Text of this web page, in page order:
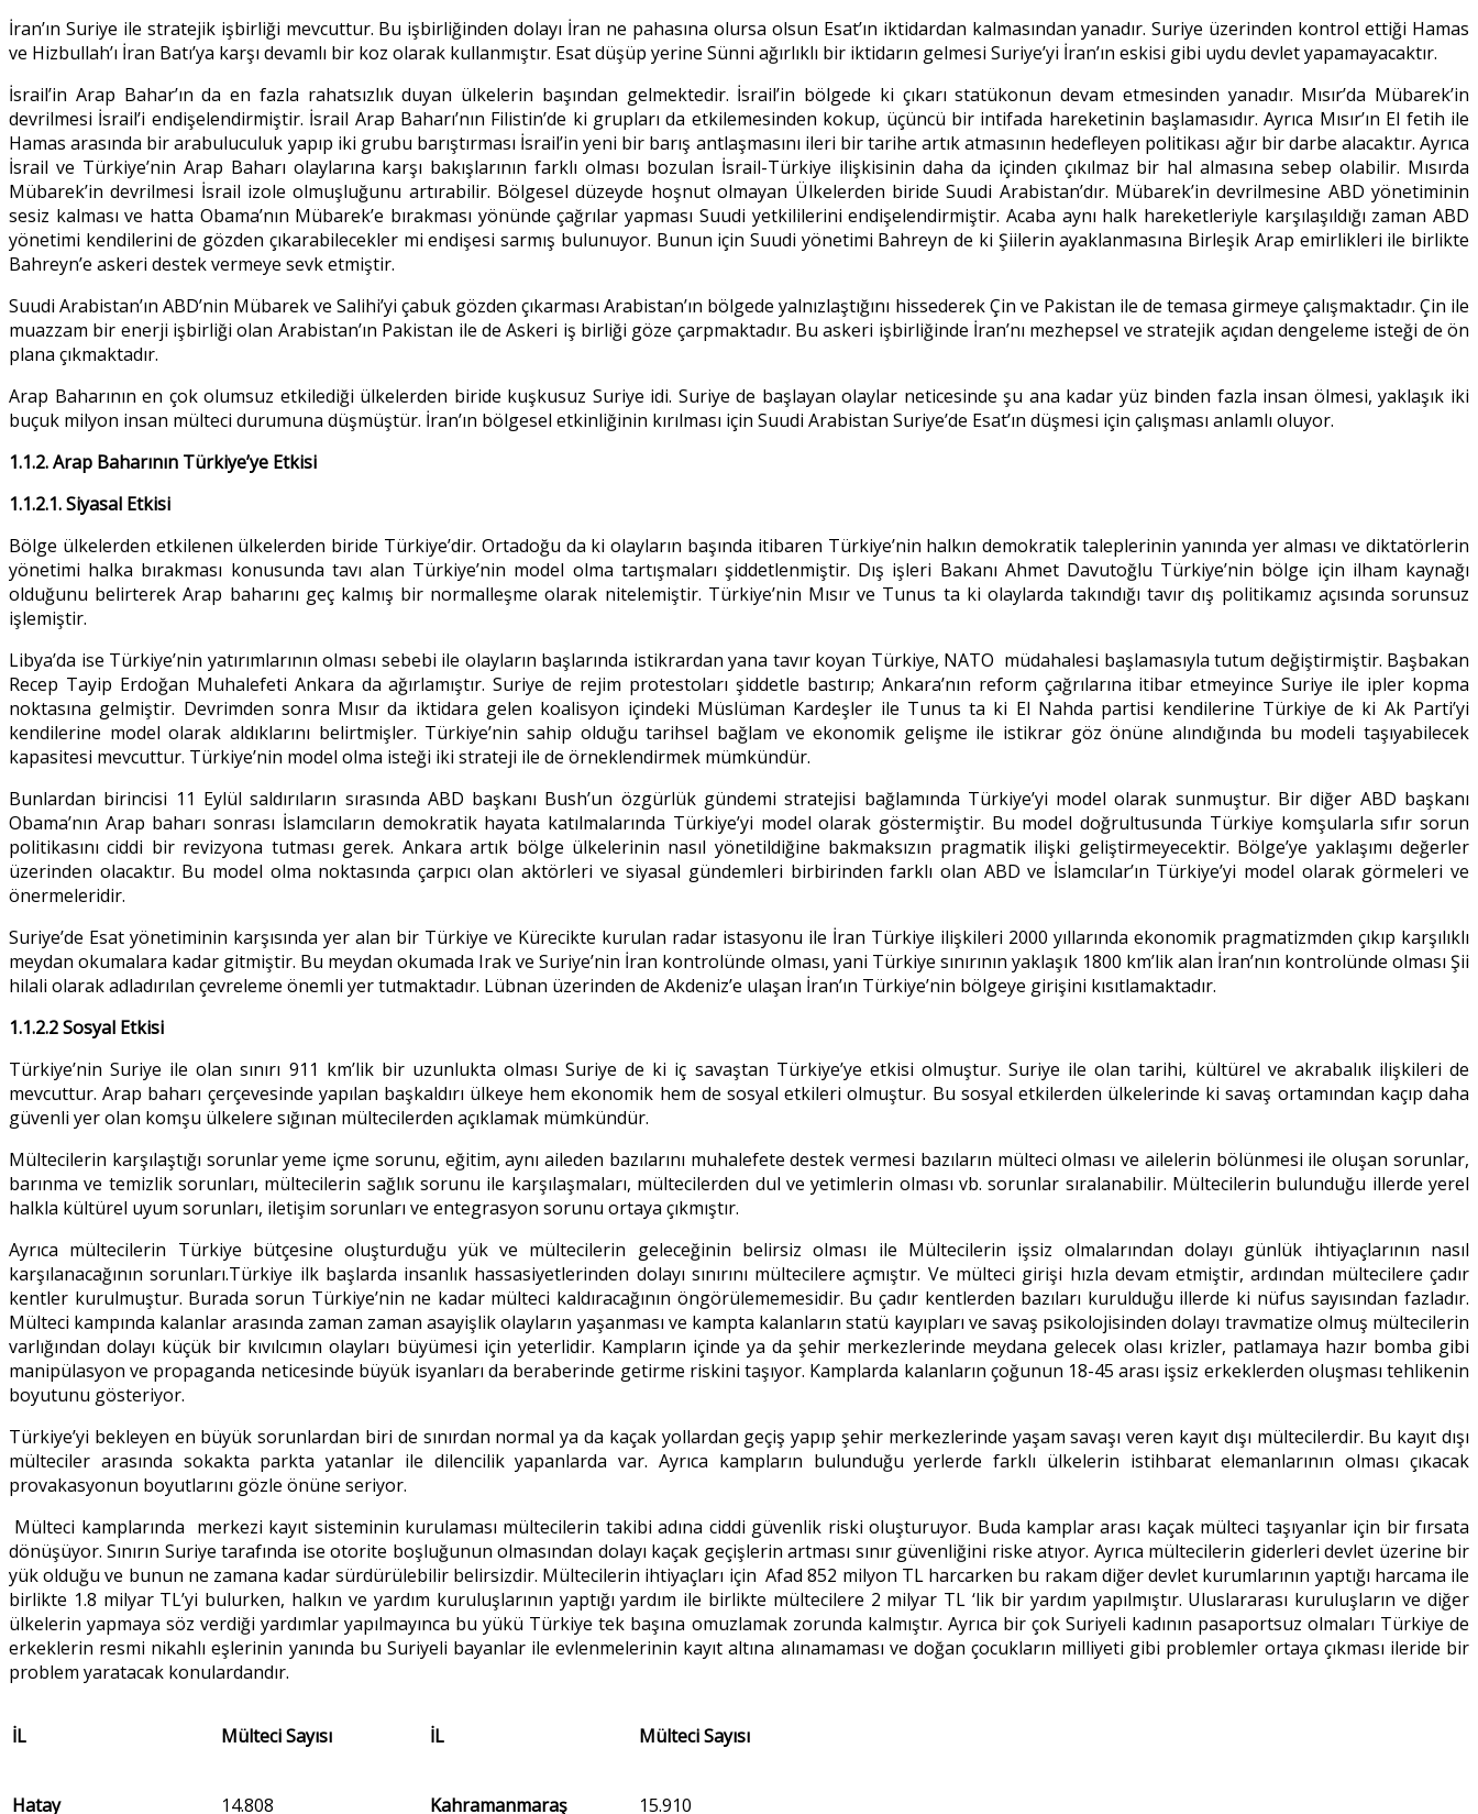
İran’ın Suriye ile stratejik işbirliği mevcuttur. Bu işbirliğinden dolayı İran ne pahasına olursa olsun Esat’ın iktidardan kalmasından yanadır. Suriye üzerinden kontrol ettiği Hamas
ve Hizbullah’ı İran Batı’ya karşı devamlı bir koz olarak kullanmıştır. Esat düşüp yerine Sünni ağırlıklı bir iktidarın gelmesi Suriye’yi İran’ın eskisi gibi uydu devlet yapamayacaktır.
İsrail’in Arap Bahar’ın da en fazla rahatsızlık duyan ülkelerin başından gelmektedir. İsrail’in bölgede ki çıkarı statükonun devam etmesinden yanadır. Mısır’da Mübarek’in
devrilmesi İsrail’i endişelendirmiştir. İsrail Arap Baharı’nın Filistin’de ki grupları da etkilemesinden kokup, üçüncü bir intifada hareketinin başlamasıdır. Ayrıca Mısır’ın El fetih ile
Hamas arasında bir arabuluculuk yapıp iki grubu barıştırması İsrail’in yeni bir barış antlaşmasını ileri bir tarihe artık atmasının hedefleyen politikası ağır bir darbe alacaktır. Ayrıca
İsrail ve Türkiye’nin Arap Baharı olaylarına karşı bakışlarının farklı olması bozulan İsrail-Türkiye ilişkisinin daha da içinden çıkılmaz bir hal almasına sebep olabilir. Mısırda
Mübarek’in devrilmesi İsrail izole olmuşluğunu artırabilir. Bölgesel düzeyde hoşnut olmayan Ülkelerden biride Suudi Arabistan’dır. Mübarek’in devrilmesine ABD yönetiminin
sesiz kalması ve hatta Obama’nın Mübarek’e bırakması yönünde çağrılar yapması Suudi yetkililerini endişelendirmiştir. Acaba aynı halk hareketleriyle karşılaşıldığı zaman ABD
yönetimi kendilerini de gözden çıkarabilecekler mi endişesi sarmış bulunuyor. Bunun için Suudi yönetimi Bahreyn de ki Şiilerin ayaklanmasına Birleşik Arap emirlikleri ile birlikte
Bahreyn’e askeri destek vermeye sevk etmiştir.
Suudi Arabistan’ın ABD’nin Mübarek ve Salihi’yi çabuk gözden çıkarması Arabistan’ın bölgede yalnızlaştığını hissederek Çin ve Pakistan ile de temasa girmeye çalışmaktadır. Çin ile
muazzam bir enerji işbirliği olan Arabistan’ın Pakistan ile de Askeri iş birliği göze çarpmaktadır. Bu askeri işbirliğinde İran’nı mezhepsel ve stratejik açıdan dengeleme isteği de ön
plana çıkmaktadır.
Arap Baharının en çok olumsuz etkilediği ülkelerden biride kuşkusuz Suriye idi. Suriye de başlayan olaylar neticesinde şu ana kadar yüz binden fazla insan ölmesi, yaklaşık iki
buçuk milyon insan mülteci durumuna düşmüştür. İran’ın bölgesel etkinliğinin kırılması için Suudi Arabistan Suriye’de Esat’ın düşmesi için çalışması anlamlı oluyor.
1.1.2. Arap Baharının Türkiye’ye Etkisi
1.1.2.1. Siyasal Etkisi
Bölge ülkelerden etkilenen ülkelerden biride Türkiye’dir. Ortadoğu da ki olayların başında itibaren Türkiye’nin halkın demokratik taleplerinin yanında yer alması ve diktatörlerin
yönetimi halka bırakması konusunda tavı alan Türkiye’nin model olma tartışmaları şiddetlenmiştir. Dış işleri Bakanı Ahmet Davutoğlu Türkiye’nin bölge için ilham kaynağı
olduğunu belirterek Arap baharını geç kalmış bir normalleşme olarak nitelemiştir. Türkiye’nin Mısır ve Tunus ta ki olaylarda takındığı tavır dış politikamız açısında sorunsuz
işlemiştir.
Libya’da ise Türkiye’nin yatırımlarının olması sebebi ile olayların başlarında istikrardan yana tavır koyan Türkiye, NATO müdahalesi başlamasıyla tutum değiştirmiştir. Başbakan
Recep Tayip Erdoğan Muhalefeti Ankara da ağırlamıştır. Suriye de rejim protestoları şiddetle bastırıp; Ankara’nın reform çağrılarına itibar etmeyince Suriye ile ipler kopma
noktasına gelmiştir. Devrimden sonra Mısır da iktidara gelen koalisyon içindeki Müslüman Kardeşler ile Tunus ta ki El Nahda partisi kendilerine Türkiye de ki Ak Parti’yi
kendilerine model olarak aldıklarını belirtmişler. Türkiye’nin sahip olduğu tarihsel bağlam ve ekonomik gelişme ile istikrar göz önüne alındığında bu modeli taşıyabilecek
kapasitesi mevcuttur. Türkiye’nin model olma isteği iki strateji ile de örneklendirmek mümkündür.
Bunlardan birincisi 11 Eylül saldırıların sırasında ABD başkanı Bush’un özgürlük gündemi stratejisi bağlamında Türkiye’yi model olarak sunmuştur. Bir diğer ABD başkanı
Obama’nın Arap baharı sonrası İslamcıların demokratik hayata katılmalarında Türkiye’yi model olarak göstermiştir. Bu model doğrultusunda Türkiye komşularla sıfır sorun
politikasını ciddi bir revizyona tutması gerek. Ankara artık bölge ülkelerinin nasıl yönetildiğine bakmaksızın pragmatik ilişki geliştirmeyecektir. Bölge’ye yaklaşımı değerler
üzerinden olacaktır. Bu model olma noktasında çarpıcı olan aktörleri ve siyasal gündemleri birbirinden farklı olan ABD ve İslamcılar’ın Türkiye’yi model olarak görmeleri ve
önermeleridir.
Suriye’de Esat yönetiminin karşısında yer alan bir Türkiye ve Kürecikte kurulan radar istasyonu ile İran Türkiye ilişkileri 2000 yıllarında ekonomik pragmatizmden çıkıp karşılıklı
meydan okumalara kadar gitmiştir. Bu meydan okumada Irak ve Suriye’nin İran kontrolünde olması, yani Türkiye sınırının yaklaşık 1800 km’lik alan İran’nın kontrolünde olması Şii
hilali olarak adladırılan çevreleme önemli yer tutmaktadır. Lübnan üzerinden de Akdeniz’e ulaşan İran’ın Türkiye’nin bölgeye girişini kısıtlamaktadır.
1.1.2.2 Sosyal Etkisi
Türkiye’nin Suriye ile olan sınırı 911 km’lik bir uzunlukta olması Suriye de ki iç savaştan Türkiye’ye etkisi olmuştur. Suriye ile olan tarihi, kültürel ve akrabalık ilişkileri de
mevcuttur. Arap baharı çerçevesinde yapılan başkaldırı ülkeye hem ekonomik hem de sosyal etkileri olmuştur. Bu sosyal etkilerden ülkelerinde ki savaş ortamından kaçıp daha
güvenli yer olan komşu ülkelere sığınan mültecilerden açıklamak mümkündür.
Mültecilerin karşılaştığı sorunlar yeme içme sorunu, eğitim, aynı aileden bazılarını muhalefete destek vermesi bazıların mülteci olması ve ailelerin bölünmesi ile oluşan sorunlar,
barınma ve temizlik sorunları, mültecilerin sağlık sorunu ile karşılaşmaları, mültecilerden dul ve yetimlerin olması vb. sorunlar sıralanabilir. Mültecilerin bulunduğu illerde yerel
halkla kültürel uyum sorunları, iletişim sorunları ve entegrasyon sorunu ortaya çıkmıştır.
Ayrıca mültecilerin Türkiye bütçesine oluşturduğu yük ve mültecilerin geleceğinin belirsiz olması ile Mültecilerin işsiz olmalarından dolayı günlük ihtiyaçlarının nasıl
karşılanacağının sorunları.Türkiye ilk başlarda insanlık hassasiyetlerinden dolayı sınırını mültecilere açmıştır. Ve mülteci girişi hızla devam etmiştir, ardından mültecilere çadır
kentler kurulmuştur. Burada sorun Türkiye’nin ne kadar mülteci kaldıracağının öngörülememesidir. Bu çadır kentlerden bazıları kurulduğu illerde ki nüfus sayısından fazladır.
Mülteci kampında kalanlar arasında zaman zaman asayişlik olayların yaşanması ve kampta kalanların statü kayıpları ve savaş psikolojisinden dolayı travmatize olmuş mültecilerin
varlığından dolayı küçük bir kıvılcımın olayları büyümesi için yeterlidir. Kampların içinde ya da şehir merkezlerinde meydana gelecek olası krizler, patlamaya hazır bomba gibi
manipülasyon ve propaganda neticesinde büyük isyanları da beraberinde getirme riskini taşıyor. Kamplarda kalanların çoğunun 18-45 arası işsiz erkeklerden oluşması tehlikenin
boyutunu gösteriyor.
Türkiye’yi bekleyen en büyük sorunlardan biri de sınırdan normal ya da kaçak yollardan geçiş yapıp şehir merkezlerinde yaşam savaşı veren kayıt dışı mültecilerdir. Bu kayıt dışı
mülteciler arasında sokakta parkta yatanlar ile dilencilik yapanlarda var. Ayrıca kampların bulunduğu yerlerde farklı ülkelerin istihbarat elemanlarının olması çıkacak
provakasyonun boyutlarını gözle önüne seriyor.
Mülteci kamplarında merkezi kayıt sisteminin kurulaması mültecilerin takibi adına ciddi güvenlik riski oluşturuyor. Buda kamplar arası kaçak mülteci taşıyanlar için bir fırsata
dönüşüyor. Sınırın Suriye tarafında ise otorite boşluğunun olmasından dolayı kaçak geçişlerin artması sınır güvenliğini riske atıyor. Ayrıca mültecilerin giderleri devlet üzerine bir
yük olduğu ve bunun ne zamana kadar sürdürülebilir belirsizdir. Mültecilerin ihtiyaçları için Afad 852 milyon TL harcarken bu rakam diğer devlet kurumlarının yaptığı harcama ile
birlikte 1.8 milyar TL’yi bulurken, halkın ve yardım kuruluşlarının yaptığı yardım ile birlikte mültecilere 2 milyar TL ‘lik bir yardım yapılmıştır. Uluslararası kuruluşların ve diğer
ülkelerin yapmaya söz verdiği yardımlar yapılmayınca bu yükü Türkiye tek başına omuzlamak zorunda kalmıştır. Ayrıca bir çok Suriyeli kadının pasaportsuz olmaları Türkiye de
erkeklerin resmi nikahlı eşlerinin yanında bu Suriyeli bayanlar ile evlenmelerinin kayıt altına alınamaması ve doğan çocukların milliyeti gibi problemler ortaya çıkması ileride bir
problem yaratacak konulardandır.
İL Mülteci Sayısı İL Mülteci Sayısı
Hatay 14.808 Kahramanmaraş 15.910